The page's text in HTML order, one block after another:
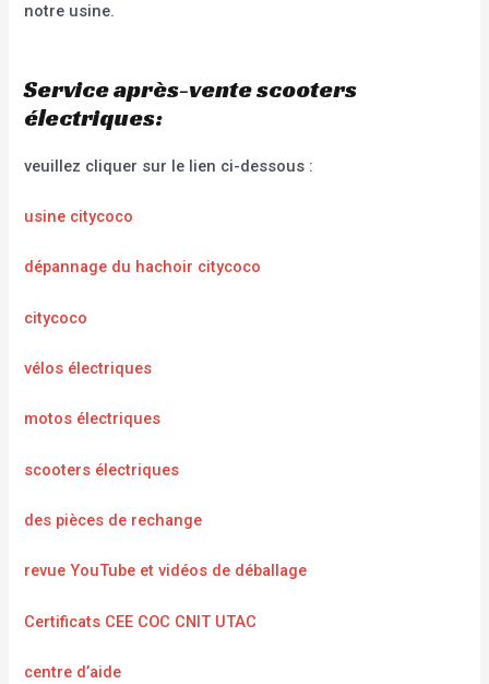
notre usine.
Service après-vente scooters
électriques:
veuillez cliquer sur le lien ci-dessous :
usine citycoco
dépannage du hachoir citycoco
citycoco
vélos électriques
motos électriques
scooters électriques
des pièces de rechange
revue YouTube et vidéos de déballage
Certificats CEE COC CNIT UTAC
centre d’aide